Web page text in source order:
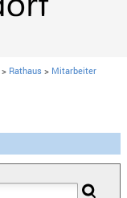
> Rathaus > Mitarbeiter